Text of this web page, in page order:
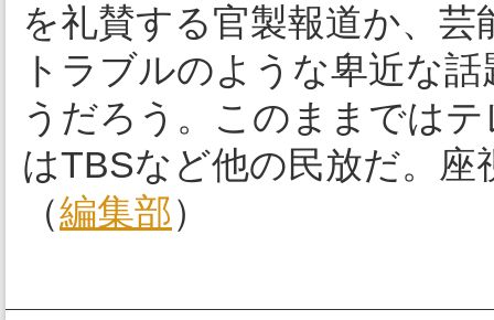
を礼賛する官製報道か、芸
トラブルのような卑近な
うだろう。このままでは
はTBSなど他の民放だ。
（編集部）